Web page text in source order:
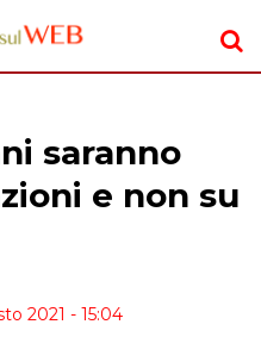
saranno
e non su
2021 - 15:04